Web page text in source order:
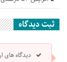
ثبت دیدگاه
دیدگاه های